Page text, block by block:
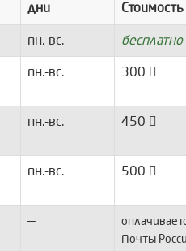
дни
Стоимость
пн.-вс. бесплатно
пн.-вс. 300
пн.-вс. 450
пн.-вс. 500
—
Почты